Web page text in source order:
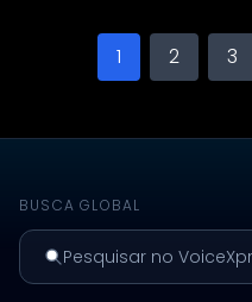
1 2 3
BUSCA GLOBAL
Pesquisar no